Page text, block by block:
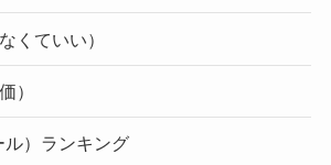
くていい）
）
）ランキング